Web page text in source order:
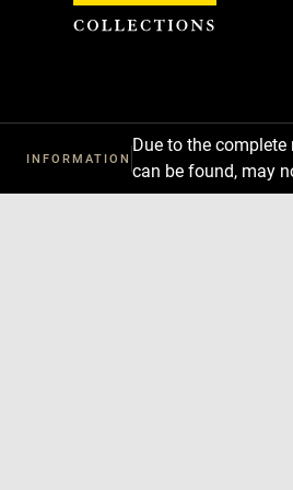
INFORMATION
Due to the
can be found, may
Cookies management panel